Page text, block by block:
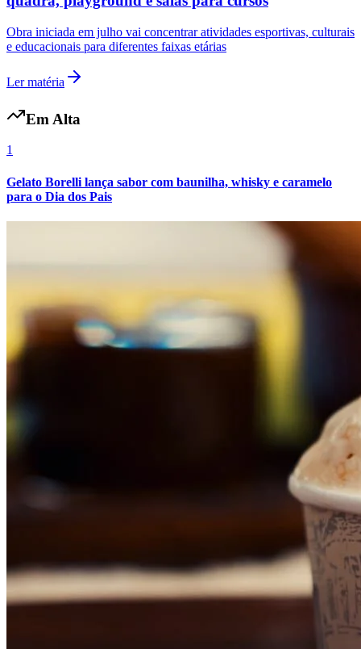
Obra iniciada em julho vai concentrar atividades esportivas, culturais
e educacionais para diferentes faixas etárias
Ler matéria
Em Alta
1
Gelato Borelli lança sabor com baunilha, whisky e caramelo
para o Dia dos Pais